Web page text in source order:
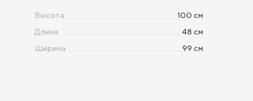
Высота 100 см
Длина
48 см
Ширина
99 см